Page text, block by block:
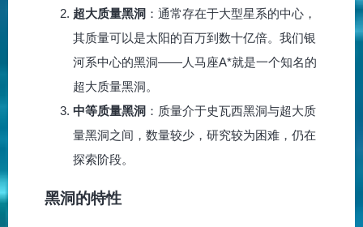
超大质量黑洞 ：通常存在于大型星系的中心，
其质量可以是太阳的百万到数十亿倍。我们银
河系中心的黑洞——人马座A*就是一个知名的
超大质量黑洞。
中等质量黑洞 ：质量介于史瓦西黑洞与超大质
量黑洞之间，数量较少，研究较为困难，仍在
探索阶段。
黑洞的特性